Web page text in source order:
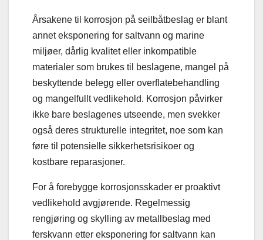
Årsakene til korrosjon på seilbåtbeslag er blant
annet eksponering for saltvann og marine
miljøer, dårlig kvalitet eller inkompatible
materialer som brukes til beslagene, mangel på
beskyttende belegg eller overflatebehandling
og mangelfullt vedlikehold. Korrosjon påvirker
ikke bare beslagenes utseende, men svekker
også deres strukturelle integritet, noe som kan
føre til potensielle sikkerhetsrisikoer og
kostbare reparasjoner.
For å forebygge korrosjonsskader er proaktivt
vedlikehold avgjørende. Regelmessig
rengjøring og skylling av metallbeslag med
ferskvann etter eksponering for saltvann kan